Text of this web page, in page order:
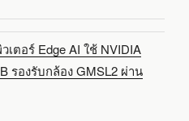
เตอร์ Edge AI ใช้ NVIDIA
รองรับกล้อง GMSL2 ผ่าน